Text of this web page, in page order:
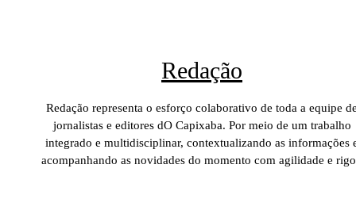
Redação
Redação representa o esforço colaborativo de toda a equipe
jornalistas e editores dO Capixaba. Por meio de um trabalho
integrado e multidisciplinar, contextualizando as informações
acompanhando as novidades do momento com agilidade e